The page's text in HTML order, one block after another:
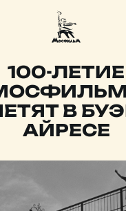
100-ЛЕТИЕ
В
АЙРЕСЕ